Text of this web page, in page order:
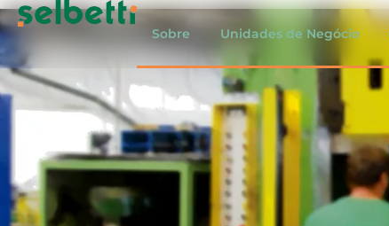
Sobre Unidades de Negócio